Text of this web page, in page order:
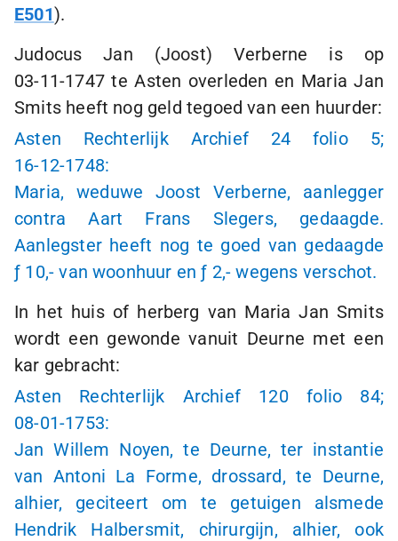
E501).
Judocus Jan (Joost) Verberne is op
03-11-1747te Asten overleden en Maria Jan
Smits heeft nog geld tegoed van een huurder:
Asten Rechterlijk Archief 24 folio 5;
16-12-1748:
Maria, weduwe Joost Verberne, aanlegger
contra Aart Frans Slegers, gedaagde.
Aanlegster heeft nog te goed van gedaagde
ƒ 10,- van woonhuur enƒ 2,- wegens verschot.
In het huis of herberg van Maria Jan Smits
wordt een gewonde vanuit Deurne met een
kar gebracht:
Asten Rechterlijk Archief 120 folio 84;
08-01-1753:
Jan Willem Noyen, te Deurne, ter instantie
van Antoni La Forme, drossard, te Deurne,
alhier, geciteert om te getuigen alsmede
Hendrik Halbersmit, chirurgijn, alhier, ook